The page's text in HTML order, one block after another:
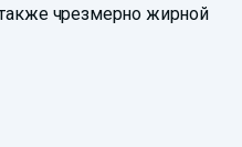
чрезмерно жирной